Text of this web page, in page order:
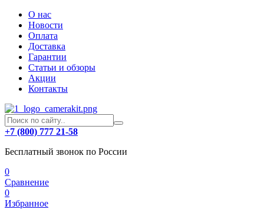
О нас
Новости
Оплата
Доставка
Гарантии
Статьи и обзоры
Акции
Контакты
+7 (800) 777 21-58
Бесплатный звонок по России
0
Сравнение
0
Избранное